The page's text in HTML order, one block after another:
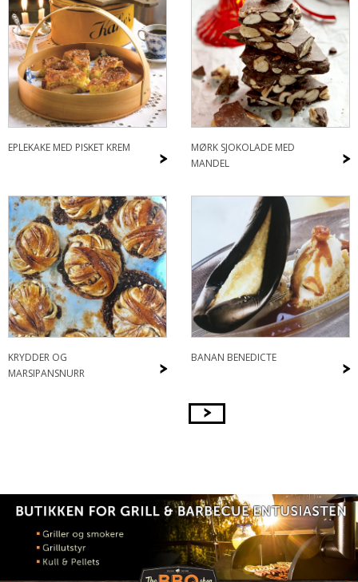
>
EPLEKAKE MED PISKET KREM
>
MØRK SJOKOLADE MED
MANDEL
>
KRYDDER OG
MARSIPANSNURR
>
BANAN BENEDICTE
>